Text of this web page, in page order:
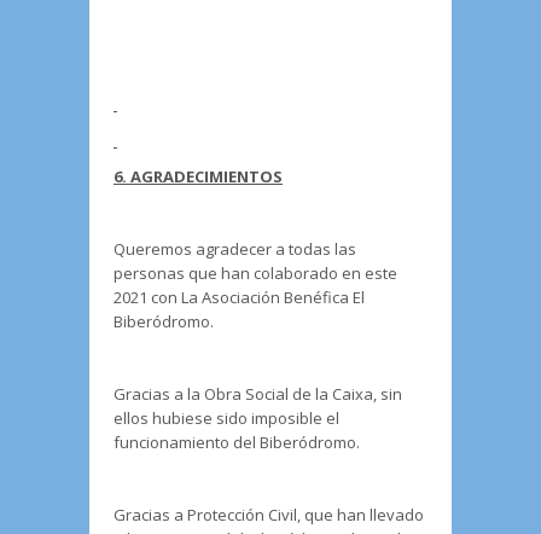
6. AGRADECIMIENTOS
Queremos agradecer a todas las
personas que han colaborado en este
2021 con La Asociación Benéfica El
Biberódromo.
Gracias a la Obra Social de la Caixa, sin
ellos hubiese sido imposible el
funcionamiento del Biberódromo.
Gracias a Protección Civil, que han llevado